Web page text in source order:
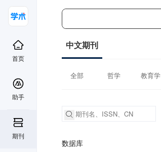
首页
助手
期刊
中文期刊
全部 哲学 教育学
数据库